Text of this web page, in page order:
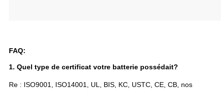
FAQ:
1. Quel type de certificat votre batterie possédait?
Re : ISO9001, ISO14001, UL, BIS, KC, USTC, CE, CB, nos